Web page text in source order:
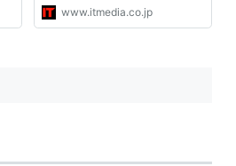
www.itmedia.co.jp